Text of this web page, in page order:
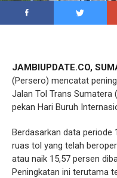
JAMBIUPDATE.CO,
(Persero) mencatat
Jalan Tol Trans Sumatera
pekan Hari Buruh
Berdasarkan data periode
ruas tol yang telah
atau naik 15,57 persen
Peningkatan ini terutama